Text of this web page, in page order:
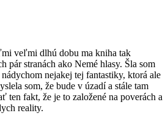
veľmi dlhú dobu ma kniha tak
pár stranách ako Nemé hlasy. Šla som
nejakej tej fantastiky, ktorá ale
som, že bude v úzadí a stále tam
ten fakt, že je to založené na poverách a
reality.